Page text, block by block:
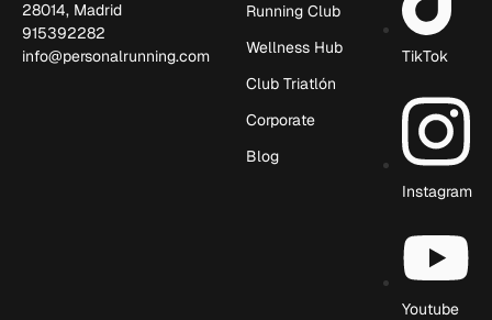
28014, Madrid
915392282
info@personalrunning.com
Running Club
Wellness Hub
Club Triatlón
Corporate
Blog
TikTok
Instagram
Youtube